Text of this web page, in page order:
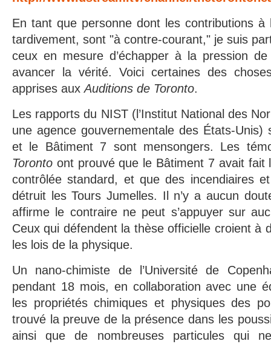
En tant que personne dont les contributions à
tardivement, sont "à contre-courant," je suis
ceux en mesure d’échapper à la pression
avancer la vérité. Voici certaines des
apprises auxAuditions de Toronto.
Les rapports du NIST (l’Institut National des
une agence gouvernementale des États-Unis)
et le Bâtiment 7 sont mensongers. Les
Toronto ont prouvé que le Bâtiment 7 avait fait
contrôlée standard, et que des incendiaires
détruit les Tours Jumelles. Il n’y a aucun
affirme le contraire ne peut s’appuyer sur
Ceux qui défendent la thèse officielle croient à
les lois de la physique.
Un nano-chimiste de l’Université de
pendant 18 mois, en collaboration avec une
les propriétés chimiques et physiques des
trouvé la preuve de la présence dans les
ainsi que de nombreuses particules qui